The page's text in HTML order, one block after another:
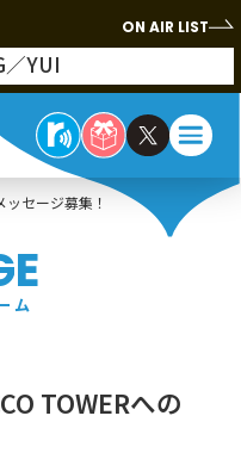
ON AIR LIST
YUI
ッセージ募集！
ム
TOWERへの